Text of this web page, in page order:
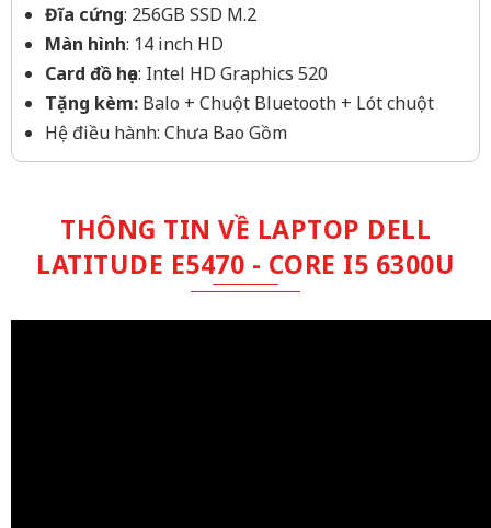
Đĩa cứng: 256GB SSD M.2
Màn hình: 14 inch HD
Card đồ họa: Intel HD Graphics 520
Tặng kèm: Balo + Chuột Bluetooth + Lót chuột
Hệ điều hành: Chưa Bao Gồm
THÔNG TIN VỀ LAPTOP DELL
LATITUDE E5470 - CORE I5 6300U